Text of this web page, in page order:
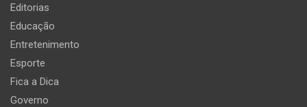
Editorias
Educação
Entretenimento
Esporte
Fica a Dica
Governo